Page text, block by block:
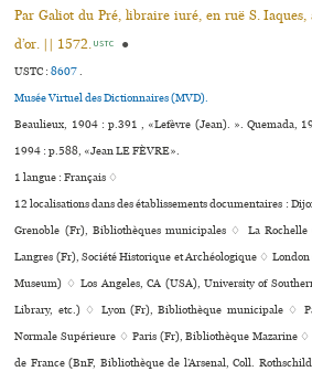
Par Galiot du Pré, libraire iuré, en ruë S. Iaques,
d’or. || 1572. USTC ●
USTC :8607.
Musée Virtuel des Dictionnaires (MVD).
Beaulieux, 1904 : p.391 , «Lefèvre (Jean). ». Quemada,
1994 : p.588, «Jean LE FÈVRE».
1 langue :Français ♢
12 localisations dans des établissements documentaires :
Grenoble (Fr), Bibliothèques muni­ci­pa­les ♢ La
Langres (Fr), Société Historique et Archéologique ♢
Museum) ♢ Los Angeles, CA (USA), University of
Library, etc.) ♢ Lyon (Fr), Bibliothèque muni­ci­pale ♢
Normale Supérieure ♢ Paris (Fr), Bibliothèque Mazarine
de France (BnF, Bibliothèque de l’Arsenal, Coll.